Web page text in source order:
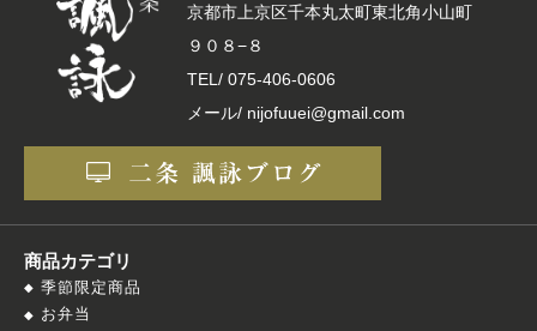
京都市上京区千本丸太町東北角小山町
９０８−８
TEL/ 075-406-0606
メール/ nijofuuei@gmail.com
商品カテゴリ
季節限定商品
お弁当